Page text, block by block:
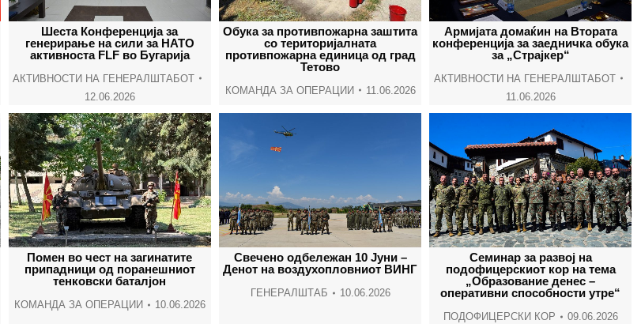
Шеста Конференција за
генерирање на сили за НАТО
активноста FLF во Бугарија
АКТИВНОСТИ НА ГЕНЕРАЛШТАБОТ
12.06.2026
Обука за противпожарна заштита
со територијалната
противпожарна единица од град
Тетово
КОМАНДА ЗА ОПЕРАЦИИ 11.06.2026
Армијата домаќин на Втората
конференција за заедничка обука
за „Страјкер“
АКТИВНОСТИ НА ГЕНЕРАЛШТАБОТ
11.06.2026
Помен во чест на загинатите
припадници од поранешниот
тенковски баталјон
КОМАНДА ЗА ОПЕРАЦИИ 10.06.2026
Свечено одбележан 10 Јуни –
Денот на воздухопловниот ВИНГ
ГЕНЕРАЛШТАБ 10.06.2026
Семинар за развој на
подофицерскиот кор на тема
„Образование денес –
оперативни способности утре“
ПОДОФИЦЕРСКИ КОР 09.06.2026